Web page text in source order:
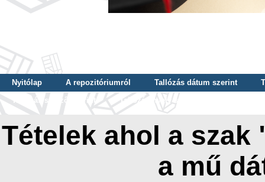
Nyitólap A repozitóriumról Tallózás dátum szerint
Tallózás szerző szerint
Tallózás nyelv szerint
Tételek ahol a
a mű